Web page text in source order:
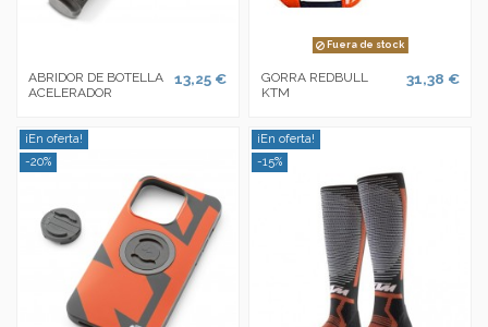
ABRIDOR DE BOTELLA
ACELERADOR
13,25 €
Fuera de stock
GORRA REDBULL
KTM
31,38 €
¡En oferta!
-20%
¡En oferta!
-15%